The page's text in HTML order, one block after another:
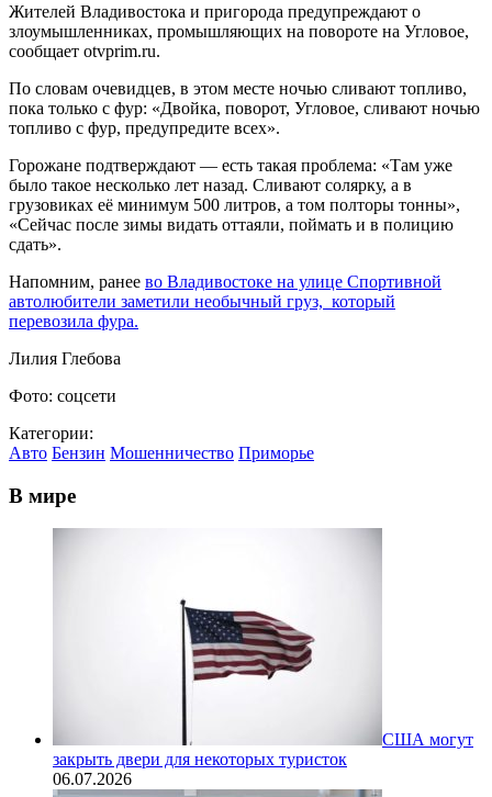
Жителей Владивостока и пригорода предупреждают о
злоумышленниках, промышляющих на повороте на Угловое,
сообщает otvprim.ru.
По словам очевидцев, в этом месте ночью сливают топливо,
пока только с фур: «Двойка, поворот, Угловое, сливают ночью
топливо с фур, предупредите всех».
Горожане подтверждают — есть такая проблема: «Там уже
было такое несколько лет назад. Сливают солярку, а в
грузовиках её минимум 500 литров, а том полторы тонны»,
«Сейчас после зимы видать оттаяли, поймать и в полицию
сдать».
Напомним, ранее во Владивостоке на улице Спортивной
автолюбители заметили необычный груз, который
перевозила фура.
Лилия Глебова
Фото: соцсети
Категории:
Авто Бензин Мошенничество Приморье
В мире
США могут
закрыть двери для некоторых туристок
06.07.2026